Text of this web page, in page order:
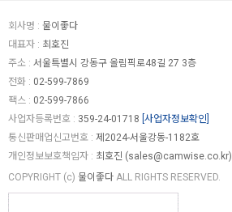
회사명 : 물이좋다
대표자 : 최호진
주소 : 서울특별시 강동구 올림픽로48길 27 3층
전화 : 02-599-7869
팩스 : 02-599-7866
사업자등록번호 : 359-24-01718 [사업자정보확인]
통신판매업신고번호 : 제2024-서울강동-1182호
개인정보보호책임자 : 최호진 (sales@camwise.co.kr)
COPYRIGHT (c) 물이좋다 ALL RIGHTS RESERVED.